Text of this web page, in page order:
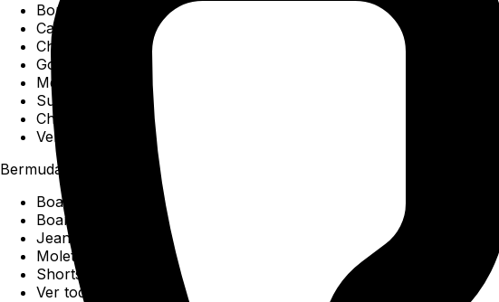
Boné
Carteiras
Chaveiros
Gorros
Meias
Sunga
Chinelos
Ver todos
Bermudas
Boardshorts
Boardwalk
Jeans
Moletom
Shorts
Ver todos